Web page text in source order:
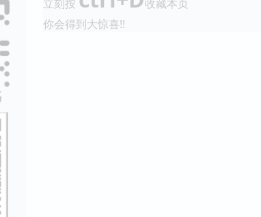
立刻按
收藏本页
你会得到大惊喜!!